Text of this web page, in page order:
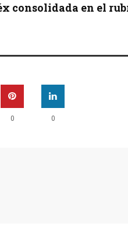
consolidada en el
0 0